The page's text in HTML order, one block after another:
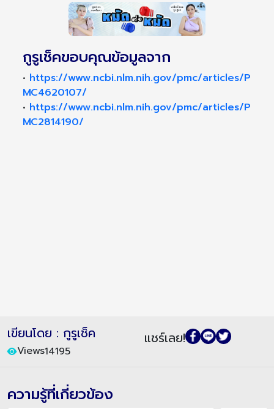
กูรูเช็คขอบคุณข้อมูลจาก
• https://www.ncbi.nlm.nih.gov/pmc/articles/P
MC4620107/
• https://www.ncbi.nlm.nih.gov/pmc/articles/P
MC2814190/